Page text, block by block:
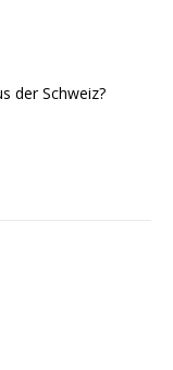
der Schweiz?